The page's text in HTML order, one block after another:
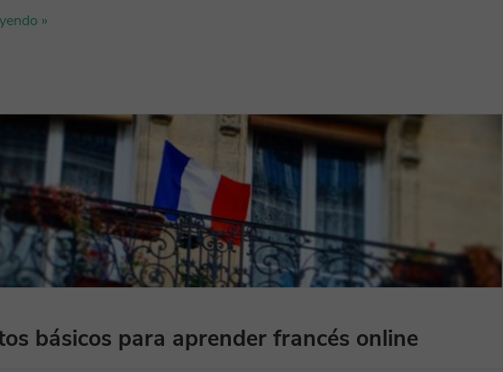
»
básicos para aprender francés online